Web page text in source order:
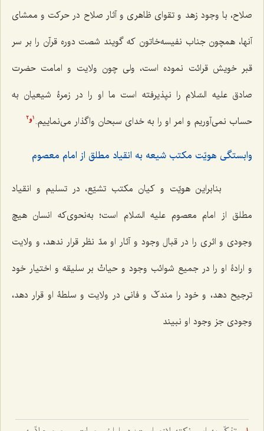
صلاح، با وجود زهد و تقوای ظاهری و آثار صلاح در حرکت و ممشای
آنها، همچون جناب نفیسه‌خاتون که گویند شصت دوره قرآن را بر سر
قبر خویش قرائت نموده است، ولی چون ولایت و امامت حضرت
صادق علیه السّلام را نپذیرفته است ما او را در زمرۀ شیعیان به
‌حساب نمی‌آوریم و امر او را به خدای سبحان واگذار می‌نماییم. 1و2
وابستگی هویّت مکتب شیعه به انقیاد مطلق از امام معصوم
بنابراین هویّت و کیان مکتب تشیّع، در تسلیم و انقیاد
مطلق از امام معصوم علیه السّلام است؛ به‌نحوی‌که انسان هیچ
وجودی و اثری را در قبال وجود و آثار او مدّ نظر قرار ندهد، و ولایت
و ارادۀ او را در جمیع شوائب وجود و حیاتْ بر سلیقه و اختیار خود
ترجیح دهد، و خود را مندکّ و فانی در ولایت و سلطۀ او قرار دهد،
وجودی جز وجود او نبیند